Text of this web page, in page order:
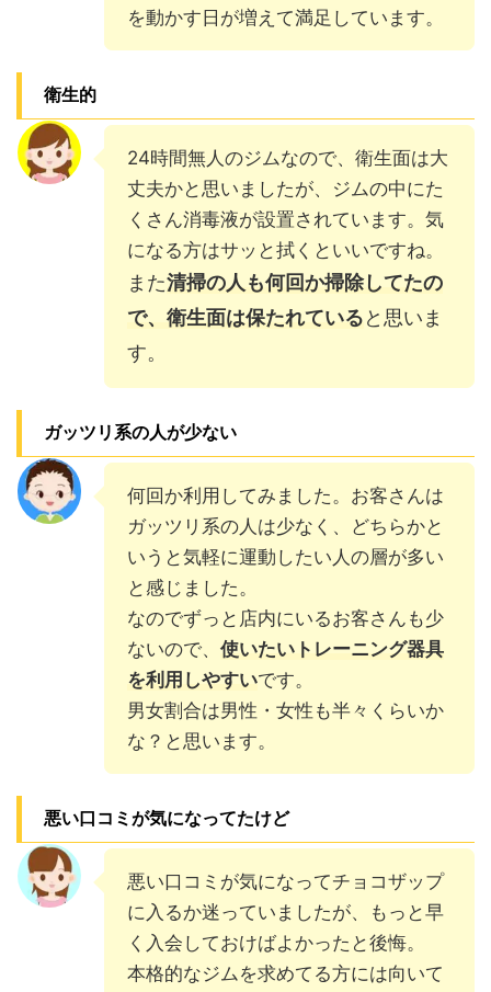
を動かす日が増えて満足しています。
衛生的
24時間無人のジムなので、衛生面は大
丈夫かと思いましたが、ジムの中にた
くさん消毒液が設置されています。気
になる方はサッと拭くといいですね。
また清掃の人も何回か掃除してたの
で、衛生面は保たれていると思いま
す。
ガッツリ系の人が少ない
何回か利用してみました。お客さんは
ガッツリ系の人は少なく、どちらかと
いうと気軽に運動したい人の層が多い
と感じました。
なのでずっと店内にいるお客さんも少
ないので、 使いたいトレーニング器具
を利用しやすいです。
男女割合は男性・女性も半々くらいか
な？と思います。
悪い口コミが気になってたけど
悪い口コミが気になってチョコザップ
に入るか迷っていましたが、もっと早
く入会しておけばよかったと後悔。
本格的なジムを求めてる方には向いて